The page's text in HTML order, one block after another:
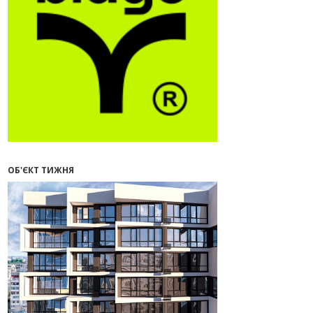
У Франківську провели
конференцію для фахівців ринку
нерухомості та девелоперів
27.07.2026
Нерухомість як антикризовий
актив: стратегії для Івано-
Франківська
Поліція затримала банду, яка
Франківську на понад 2,6 млн
12:08
Літо вигідних інвестицій:
комерційні приміщення зі
знижками
21.07.2026
12:10
Як вибрати кольори для кухні у
2026 році
20.07.2026
13:19
У Поляниці та Франківську
ОБ'ЄКТ ТИЖНЯ